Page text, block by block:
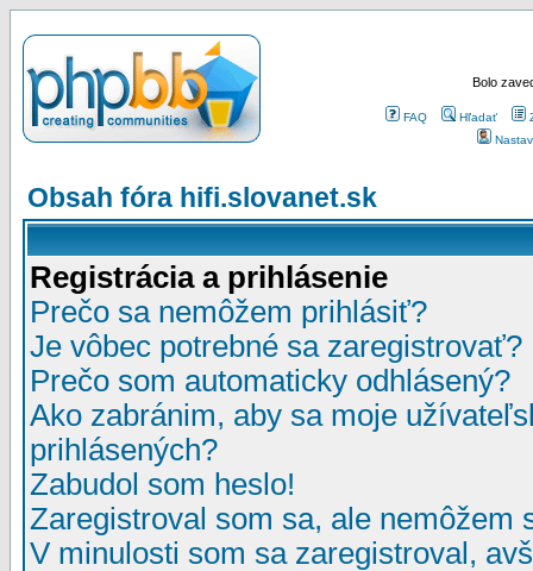
Bolo
FAQ Hľadať
Obsah fóra hifi.slovanet.sk
Registrácia a prihlásenie
Prečo sa nemôžem prihlásiť?
Je vôbec potrebné sa zaregistrovať?
Prečo som automaticky odhlásený?
Ako zabránim, aby sa moje
prihlásených?
Zabudol som heslo!
Zaregistroval som sa, ale nemôžem
V minulosti som sa zaregistroval,